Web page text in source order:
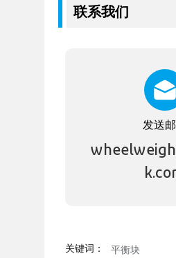
联系我们
发送
关键词： 平衡块